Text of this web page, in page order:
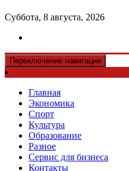
Суббота, 8 августа, 2026
Переключение навигации
Главная
Экономика
Спорт
Культура
Образование
Разное
Сервис для бизнеса
Контакты